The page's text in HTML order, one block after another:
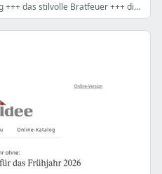
Die Innovation für Rücken-Stärkung +++ das stilvolle Bratfeuer +++ die perfekte Lösung für Clean-Desk-Fans